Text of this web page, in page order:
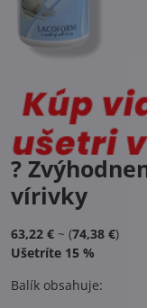
?
vírivky
63,22 € ~ (74,38 €)
Ušetríte 15 %
Balík obsahuje: